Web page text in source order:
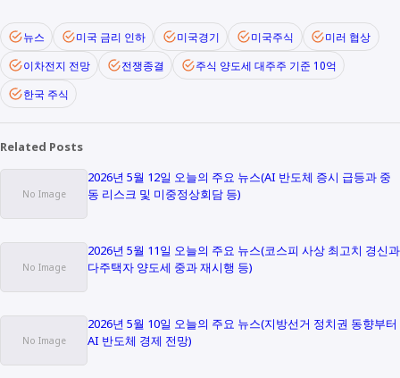
뉴스 미국 금리 인하 미국경기 미국주식
미러 협상
이차전지 전망
전쟁종결
주식 양도세 대주주 기준 10억
한국 주식
Related Posts
2026년 5월 12일 오늘의 주요 뉴스(AI 반도체 증시 급등과 중
동 리스크 및 미중정상회담 등)
2026년 5월 11일 오늘의 주요 뉴스(코스피 사상 최고치 경신과
다주택자 양도세 중과 재시행 등)
2026년 5월 10일 오늘의 주요 뉴스(지방선거 정치권 동향부터
AI 반도체 경제 전망)